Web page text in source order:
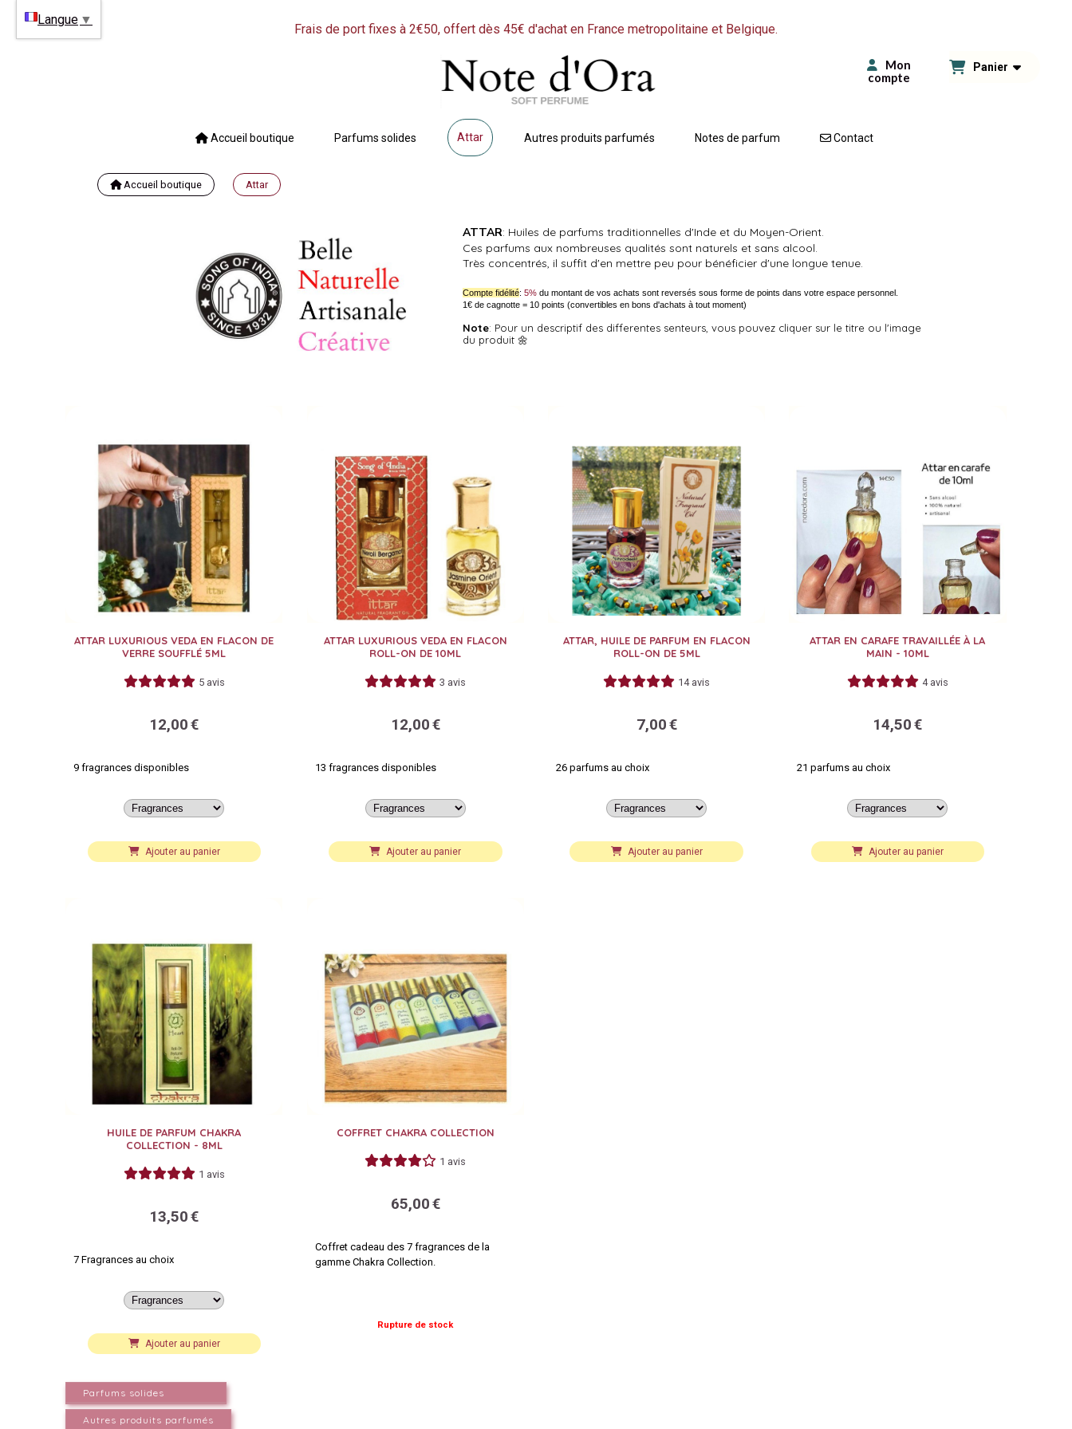
Frais de port fixes à 2€50, offert dès 45€ d'achat en France metropolitaine et Belgique.
Mon
compte
Panier
Accueil boutique Parfums solides Attar Autres produits parfumés Notes de parfum Contact
Accueil boutique Attar
ATTAR: Huiles de parfums traditionnelles d'Inde et du Moyen-Orient.
Ces parfums aux nombreuses qualités sont naturels et sans alcool.
Très concentrés, il suffit d'en mettre peu pour bénéficier d'une longue tenue.
Compte fidélité:5% du montant de vos achats sont reversés sous forme de points dans votre espace personnel.
1€ de cagnotte = 10 points (convertibles en bons d'achats à tout moment)
Note: Pour un descriptif des differentes senteurs, vous pouvez cliquer sur le titre ou l'image
du produit 🌼
ATTAR LUXURIOUS VEDA EN FLACON DE
VERRE SOUFFLÉ 5ML
5 avis
12,00€
9 fragrances disponibles
Ajouter au panier
ATTAR LUXURIOUS VEDA EN FLACON
ROLL-ON DE 10ML
3 avis
12,00€
13 fragrances disponibles
Ajouter au panier
ATTAR, HUILE DE PARFUM EN FLACON
ROLL-ON DE 5ML
14 avis
7,00€
26 parfums au choix
Ajouter au panier
ATTAR EN CARAFE TRAVAILLÉE À LA
MAIN - 10ML
4 avis
14,50€
21 parfums au choix
Ajouter au panier
HUILE DE PARFUM CHAKRA
COLLECTION - 8ML
1 avis
13,50€
7 Fragrances au choix
Ajouter au panier
COFFRET CHAKRA COLLECTION
1 avis
65,00€
Coffret cadeau des 7 fragrances de la
gamme Chakra Collection.
Rupture de stock
Parfums solides
Autres produits parfumés
Langue ▼